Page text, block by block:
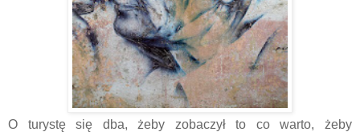
O turystę się dba, żeby zobaczył to co warto, żeby